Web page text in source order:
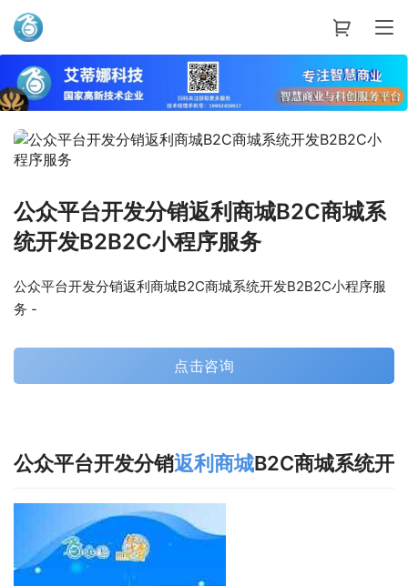
艾蒂娜科技
公众平台开发分销返利商城B2C商城系
统开发B2B2C小程序服务
公众平台开发分销返利商城B2C商城系统开发B2B2C小程序服
务 -
点击咨询
公众平台开发分销返利商城B2C商城系统开